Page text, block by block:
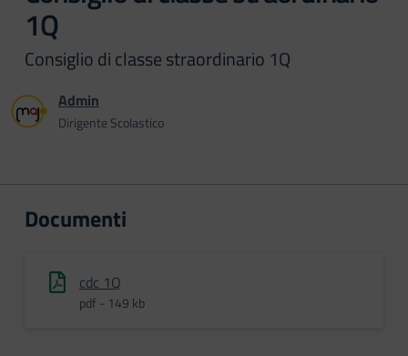
1Q
Consiglio di classe straordinario 1Q
Admin
Dirigente Scolastico
Documenti
cdc 1Q
pdf - 149 kb